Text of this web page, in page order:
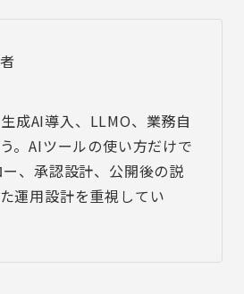
成AI導入、LLMO、業務自
。AIツールの使い方だけで
、承認設計、公開後の説
運用設計を重視してい